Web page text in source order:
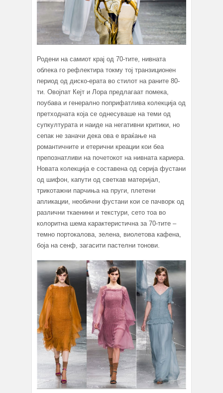
Родени на самиот крај од 70-тите, нивната
облека го рефлектира токму тој транзиционен
период од диско-ерата во стилот на раните 80-
ти. Овојпат Кејт и Лора предлагаат помека,
поубава и генерално поприфатлива колекција од
претходната која се однесуваше на теми од
супкултурата и наиде на негативни критики, но
сепак не заначи дека ова е враќање на
романтичните и етерични креации кои беа
препознатливи на почетокот на нивната кариера.
Новата колекција е составена од серија фустани
од шифон, капути од светкав материјал,
трикотажни парчиња на пруги, плетени
апликации, необични фустани кои се пачворк од
различни ткаенини и текстури, сето тоа во
колоритна шема карактеристична за 70-тите –
темно портокалова, зелена, виолетова кафена,
боја на сенф, загасити пастелни тонови.